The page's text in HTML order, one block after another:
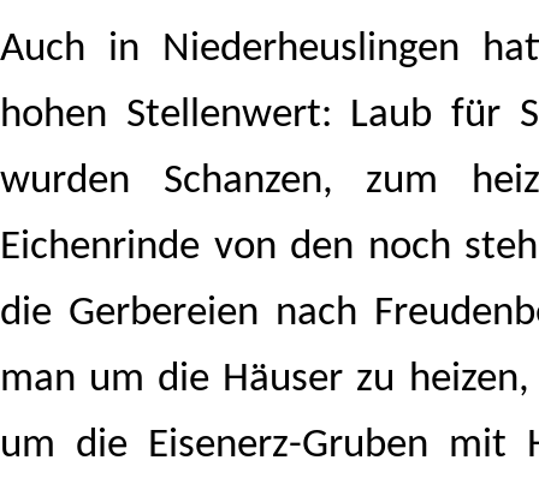
Auch in Niederheuslingen
hohen Stellenwert: Laub für
wurden Schanzen, zum
Eichenrinde von den noch
die Gerbereien nach
man um die Häuser zu
um die Eisenerz-Gruben mit